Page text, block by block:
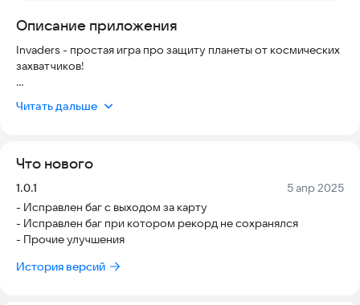
Описание приложения
Invaders - простая игра про защиту планеты от космических
захватчиков!
уничтожать корабли инопланетян. Собирайте различные
Сайт разработчика:
Читать дальше
Что нового
Версия:
1.0.1 Дата:
5 апр 2025
- Исправлен баг с выходом за карту
- Исправлен баг при котором рекорд не сохранялся
- Прочие улучшения
История версий